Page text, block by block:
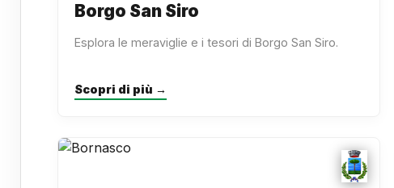
Borgo San Siro
Esplora le meraviglie e i tesori di Borgo San Siro.
Scopri di più →